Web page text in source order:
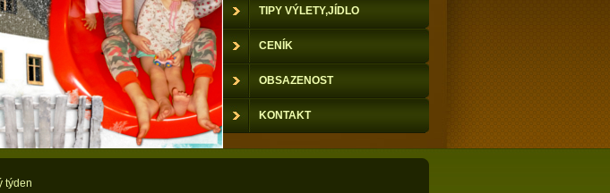
týden
TIPY VÝLETY,JÍDLO
CENÍK
OBSAZENOST
KONTAKT